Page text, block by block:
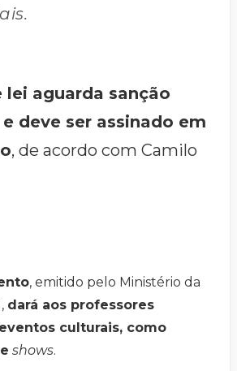
lei aguarda sanção
deve ser assinado em
, de acordo com Camilo
, emitido pelo Ministério da
dará aos professores
culturais, como
shows.